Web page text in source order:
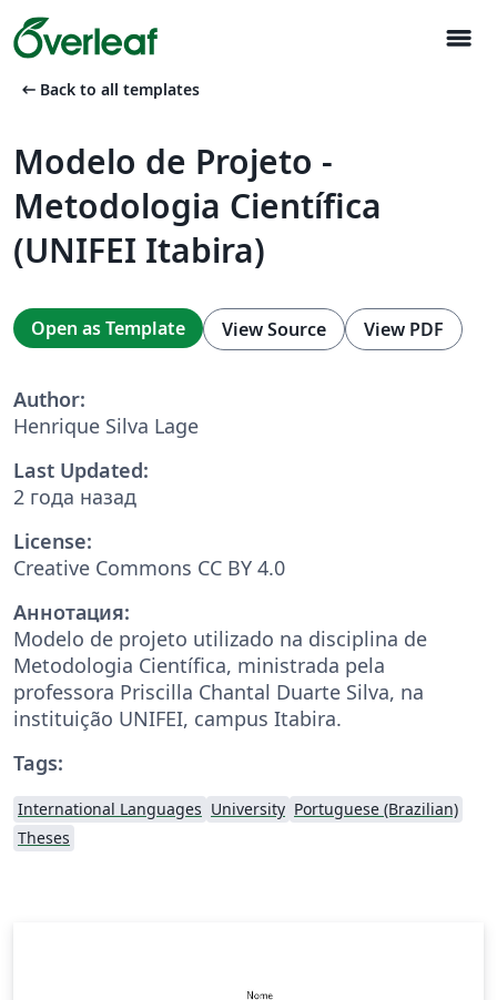
menu
arrow_left_alt Back to all templates
Modelo de Projeto -
Metodologia Científica
(UNIFEI Itabira)
Open as Template View Source View PDF
Author:
Henrique Silva Lage
Last Updated:
2 года назад
License:
Creative Commons CC BY 4.0
Аннотация:
Modelo de projeto utilizado na disciplina de
Metodologia Científica, ministrada pela
professora Priscilla Chantal Duarte Silva, na
instituição UNIFEI, campus Itabira.
Tags:
International Languages University Portuguese (Brazilian)
Theses